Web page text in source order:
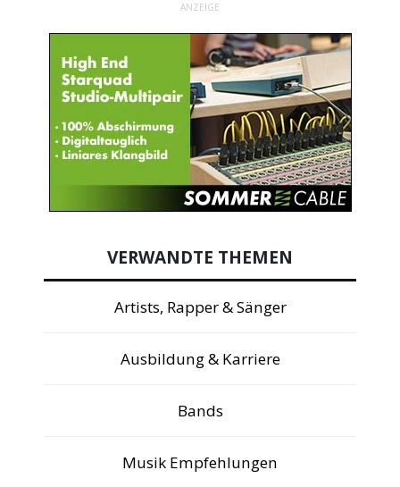
ANZEIGE
VERWANDTE THEMEN
Artists, Rapper & Sänger
Ausbildung & Karriere
Bands
Musik Empfehlungen